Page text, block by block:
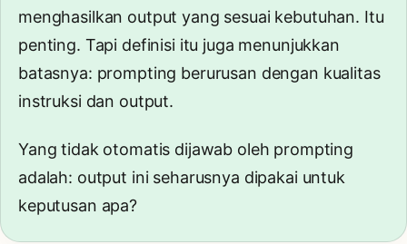
menghasilkan output yang sesuai kebutuhan. Itu
penting. Tapi definisi itu juga menunjukkan
batasnya: prompting berurusan dengan kualitas
instruksi dan output.
Yang tidak otomatis dijawab oleh prompting
adalah: output ini seharusnya dipakai untuk
keputusan apa?